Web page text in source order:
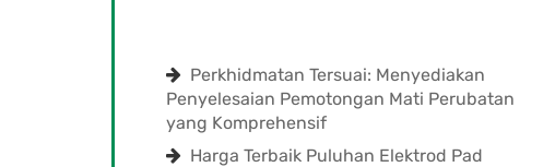
Perkhidmatan Tersuai: Menyediakan
Penyelesaian Pemotongan Mati Perubatan
yang Komprehensif
Harga Terbaik Puluhan Elektrod Pad